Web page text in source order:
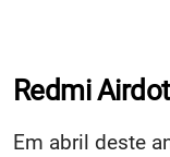
Redmi
Em abril deste